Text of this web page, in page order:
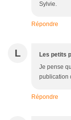
Sylvie.
Répondre
L Les petits
Je pense
publication
Répondre